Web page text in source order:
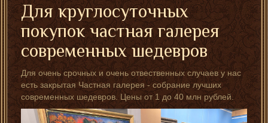
Для круглосуточных
покупок частная галерея
современных шедевров
Для очень срочных и очень отвественных случаев у нас
есть закрытая Частная галерея - собрание лучших
современных шедевров. Цены от 1 до 40 млн рублей.